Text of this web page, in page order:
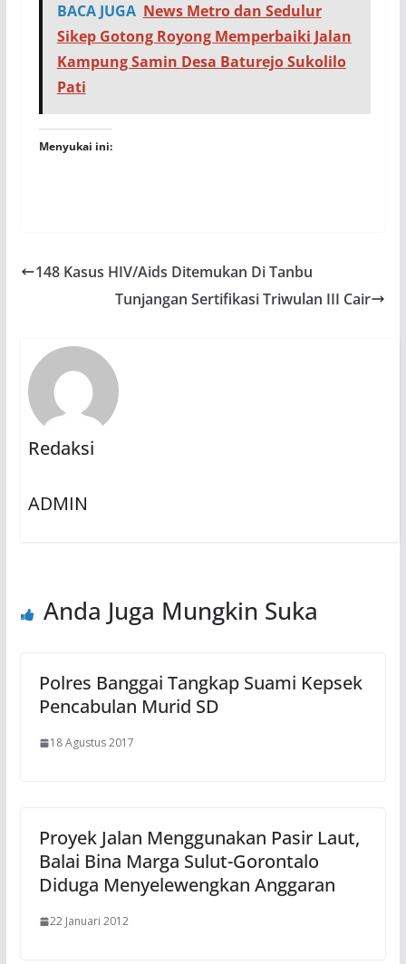
BACA JUGA News Metro dan Sedulur
Sikep Gotong Royong Memperbaiki Jalan
Kampung Samin Desa Baturejo Sukolilo
Pati
Menyukai ini:
148 Kasus HIV/Aids Ditemukan Di Tanbu
Tunjangan Sertifikasi Triwulan III Cair
Redaksi
ADMIN
Anda Juga Mungkin Suka
Polres Banggai Tangkap Suami Kepsek
Pencabulan Murid SD
18 Agustus 2017
Proyek Jalan Menggunakan Pasir Laut,
Balai Bina Marga Sulut-Gorontalo
Diduga Menyelewengkan Anggaran
22 Januari 2012